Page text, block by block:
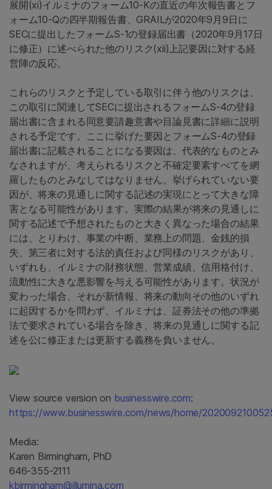
展開(xi)イルミナのフォーム10-Kの直近の年次報告書とフ
ォーム10-Qの四半期報告書、GRAILが2020年9月9日に
SECに提出したフォームS-1の登録届出書（2020年9月17日
に修正）に述べられた他のリスク(xii)上記要因に対する経
営陣の反応。
これらのリスクと予定している取引に伴う他のリスクは、
この取引に関連してSECに提出されるフォームS-4の登録
届出書に含まれる同意要請趣意書や目論見書に詳細に説明
される予定です。ここに挙げた要因とフォームS-4の登録
届出書に記載されることになる要因は、代表的なものとみ
なされますが、考えられるリスクと不確定要素すべてを網
羅したものとみなしてはなりません。挙げられていない要
因が、将来の見通しに関する記述の実現にとって大きな障
害となる可能性があります。実際の結果が将来の見通しに
関する記述で予想されたものと大きく異なった場合の結果
には、とりわけ、事業の中断、業務上の問題、金銭的損
失、第三者に対する法的責任および同様のリスクがあり、
いずれも、イルミナの財務状態、営業成績、信用格付け、
流動性に大きな悪影響を与える可能性があります。状況が
変わった場合、それが新情報、将来の動向その他のいずれ
に起因するかを問わず、イルミナは、証券法その他の準拠
法で要求されている場合を除き、将来の見通しに関する記
述を公に修正または更新する義務を負いません。
View source version on businesswire.com:
https://www.businesswire.com/news/home/
Media:
Karen Birmingham, PhD
646-355-2111
kbirmingham@illumina.com